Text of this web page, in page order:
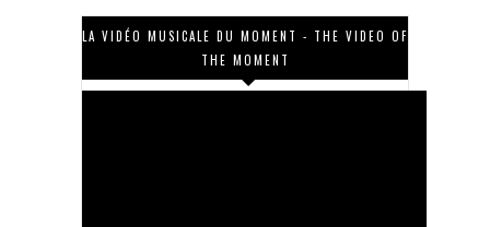
LA VIDÉO MUSICALE DU MOMENT - THE VIDEO OF
THE MOMENT